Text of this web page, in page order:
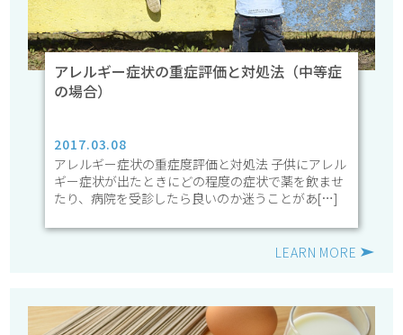
アレルギー症状の重症評価と対処法（中等症
の場合）
2017.03.08
アレルギー症状の重症度評価と対処法 子供にアレル
ギー症状が出たときにどの程度の症状で薬を飲ませ
たり、病院を受診したら良いのか迷うことがあ[…]
LEARN MORE